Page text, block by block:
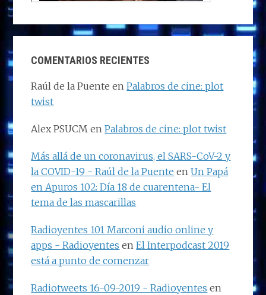
COMENTARIOS RECIENTES
Raúl de la Puente enPalabros de cine: plot
twist
Alex PSUCM enPalabros de cine: plot twist
Más allá de un coronavirus, el SARS-CoV-2 y
la COVID-19 - Raúl de la Puente enUn Papá
en Apuros 102: Día 18 de cuarentena- El
tema de las mascarillas
Radioyentes 101 Marconi audio online y
apps - Radioyentes enEl Interpodcast 2019
está a punto de comenzar
Radiotweets 16-09-2019 - Radioyentes en